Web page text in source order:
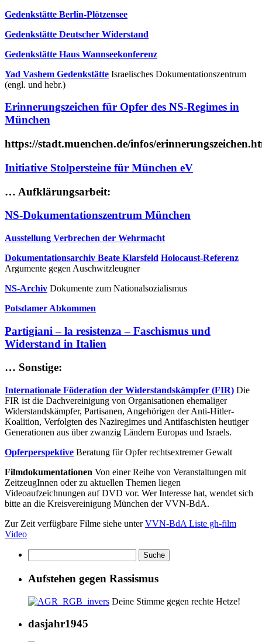
Gedenkstätte Berlin-Plötzensee
Gedenkstätte Deutscher Widerstand
Gedenkstätte Haus Wannseekonferenz
Yad Vashem Gedenkstätte Israelisches Dokumentationszentrum
(engl. und hebr.)
Erinnerungszeichen für Opfer des NS-Regimes in
München
https://stadt.muenchen.de/infos/
Initiative Stolpersteine für München eV
… Aufklärungsarbeit:
NS-Dokumentationszentrum München
Ausstellung Verbrechen der Wehrmacht
Dokumentationsarchiv Beate Klarsfeld Holocaust-Referenz
Argumente gegen Auschwitzleugner
NS-Archiv Dokumente zum Nationalsozialismus
Potsdamer Abkommen
Partigiani – la resistenza – Faschismus und
Widerstand in Italien
… Sonstige:
Internationale Föderation der Widerstandskämpfer (FIR) Die
FIR ist die Dachvereinigung von Organisationen ehemaliger
Widerstandskämpfer, Partisanen, Angehörigen der Anti-Hitler-
Koalition, Verfolgten des Naziregimes und Antifaschisten heutiger
Generationen aus über zwanzig Ländern Europas und Israels.
Opferperspektive Beratung für Opfer rechtsextremer Gewalt
Filmdokumentationen Von einer Reihe von Veranstaltungen mit
ZeitzeugInnen oder zu aktuellen Themen liegen
Videoaufzeichnungen auf DVD vor. Wer Interesse hat, wendet sich
bitte an die Kreisvereinigung München der VVN-BdA.
Zur Zeit verfügbare Filme siehe unterVVN-BdA Liste gh-film
Video
Aufstehen gegen Rassismus
Deine Stimme gegen rechte Hetze!
dasjahr1945